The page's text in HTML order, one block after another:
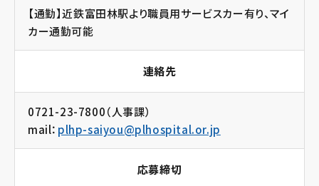
【通勤】近鉄富田林駅より職員用サービスカー有り、マイ
カー通勤可能
連絡先
0721-23-7800（人事課）
mail： plhp-saiyou@plhospital.or.jp
応募締切